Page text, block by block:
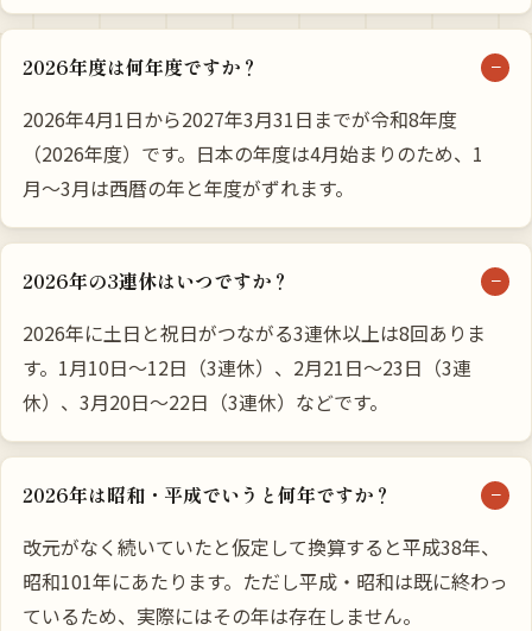
2026年度は何年度ですか？
2026年4月1日から2027年3月31日までが令和8年度
（2026年度）です。日本の年度は4月始まりのため、1
月〜3月は西暦の年と年度がずれます。
2026年の3連休はいつですか？
2026年に土日と祝日がつながる3連休以上は8回ありま
す。1月10日〜12日（3連休）、2月21日〜23日（3連
休）、3月20日〜22日（3連休）などです。
2026年は昭和・平成でいうと何年ですか？
改元がなく続いていたと仮定して換算すると平成38年、
昭和101年にあたります。ただし平成・昭和は既に終わっ
ているため、実際にはその年は存在しません。